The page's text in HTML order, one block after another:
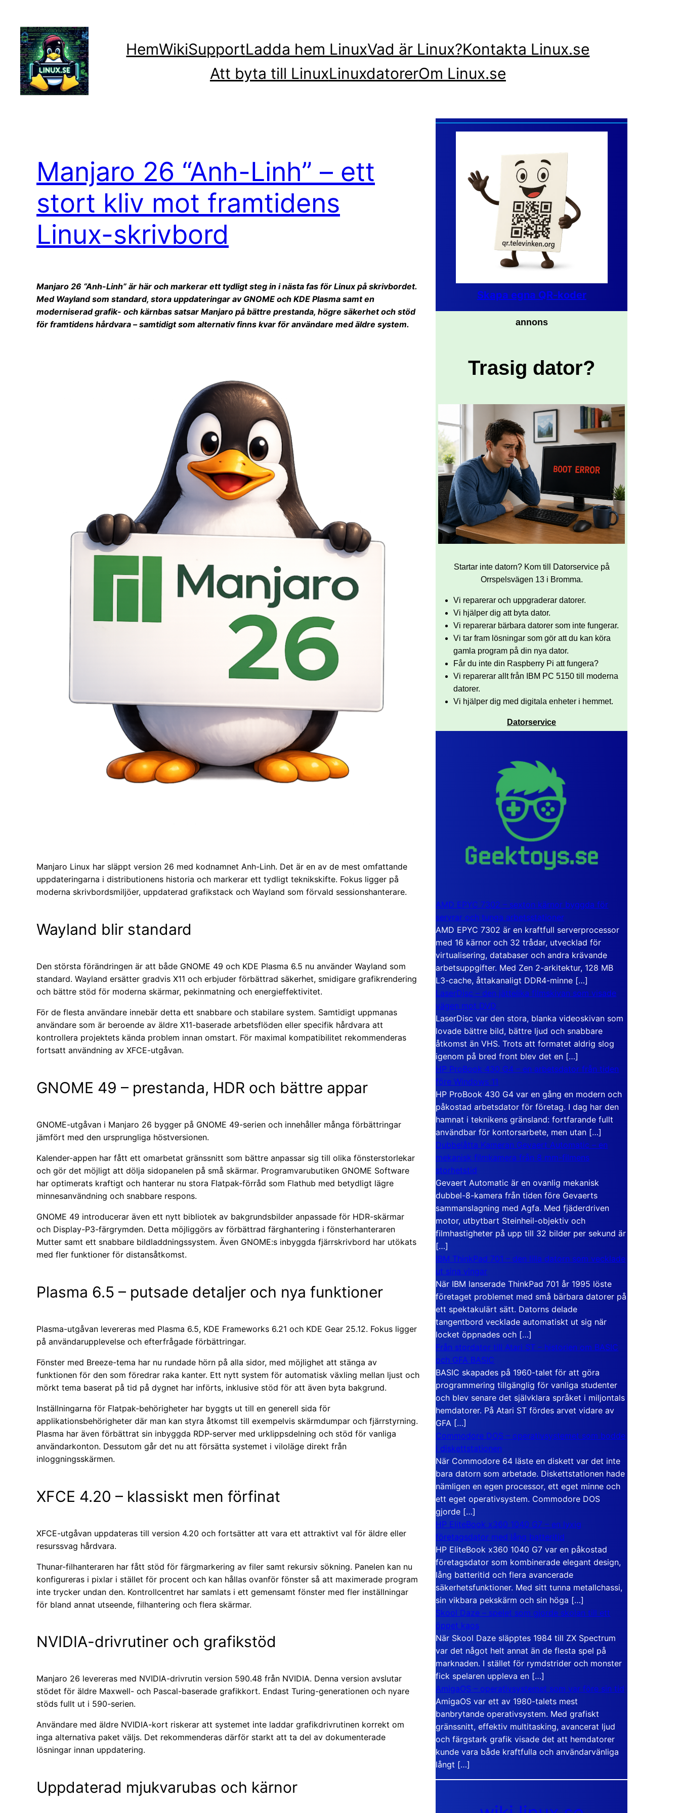
innehåll
HemWikiSupportLadda hem LinuxVad är Linux?Kontakta Linux.se
Att byta till LinuxLinuxdatorerOm Linux.se
Manjaro 26 “Anh-Linh” – ett
stort kliv mot framtidens
Linux-skrivbord
Manjaro 26 “Anh-Linh” är här och markerar ett tydligt steg in i nästa fas för Linux på skrivbordet.
Med Wayland som standard, stora uppdateringar av GNOME och KDE Plasma samt en
moderniserad grafik- och kärnbas satsar Manjaro på bättre prestanda, högre säkerhet och stöd
för framtidens hårdvara – samtidigt som alternativ finns kvar för användare med äldre system.
Manjaro Linux har släppt version 26 med kodnamnet Anh-Linh. Det är en av de mest omfattande
uppdateringarna i distributionens historia och markerar ett tydligt teknikskifte. Fokus ligger på
moderna skrivbordsmiljöer, uppdaterad grafikstack och Wayland som förvald sessionshanterare.
Wayland blir standard
Den största förändringen är att både GNOME 49 och KDE Plasma 6.5 nu använder Wayland som
standard. Wayland ersätter gradvis X11 och erbjuder förbättrad säkerhet, smidigare grafikrendering
och bättre stöd för moderna skärmar, pekinmatning och energieffektivitet.
För de flesta användare innebär detta ett snabbare och stabilare system. Samtidigt uppmanas
användare som är beroende av äldre X11-baserade arbetsflöden eller specifik hårdvara att
kontrollera projektets kända problem innan omstart. För maximal kompatibilitet rekommenderas
fortsatt användning av XFCE-utgåvan.
GNOME 49 – prestanda, HDR och bättre appar
GNOME-utgåvan i Manjaro 26 bygger på GNOME 49-serien och innehåller många förbättringar
jämfört med den ursprungliga höstversionen.
Kalender-appen har fått ett omarbetat gränssnitt som bättre anpassar sig till olika fönsterstorlekar
och gör det möjligt att dölja sidopanelen på små skärmar. Programvarubutiken GNOME Software
har optimerats kraftigt och hanterar nu stora Flatpak-förråd som Flathub med betydligt lägre
minnesanvändning och snabbare respons.
GNOME 49 introducerar även ett nytt bibliotek av bakgrundsbilder anpassade för HDR-skärmar
och Display-P3-färgrymden. Detta möjliggörs av förbättrad färghantering i fönsterhanteraren
Mutter samt ett snabbare bildladdningssystem. Även GNOME:s inbyggda fjärrskrivbord har utökats
med fler funktioner för distansåtkomst.
Plasma 6.5 – putsade detaljer och nya funktioner
Plasma-utgåvan levereras med Plasma 6.5, KDE Frameworks 6.21 och KDE Gear 25.12. Fokus ligger
på användarupplevelse och efterfrågade förbättringar.
Fönster med Breeze-tema har nu rundade hörn på alla sidor, med möjlighet att stänga av
funktionen för den som föredrar raka kanter. Ett nytt system för automatisk växling mellan ljust och
mörkt tema baserat på tid på dygnet har införts, inklusive stöd för att även byta bakgrund.
Inställningarna för Flatpak-behörigheter har byggts ut till en generell sida för
applikationsbehörigheter där man kan styra åtkomst till exempelvis skärmdumpar och fjärrstyrning.
Plasma har även förbättrat sin inbyggda RDP-server med urklippsdelning och stöd för vanliga
användarkonton. Dessutom går det nu att försätta systemet i viloläge direkt från
inloggningsskärmen.
XFCE 4.20 – klassiskt men förfinat
XFCE-utgåvan uppdateras till version 4.20 och fortsätter att vara ett attraktivt val för äldre eller
resurssvag hårdvara.
Thunar-filhanteraren har fått stöd för färgmarkering av filer samt rekursiv sökning. Panelen kan nu
konfigureras i pixlar i stället för procent och kan hållas ovanför fönster så att maximerade program
inte trycker undan den. Kontrollcentret har samlats i ett gemensamt fönster med fler inställningar
för bland annat utseende, filhantering och flera skärmar.
NVIDIA-drivrutiner och grafikstöd
Manjaro 26 levereras med NVIDIA-drivrutin version 590.48 från NVIDIA. Denna version avslutar
stödet för äldre Maxwell- och Pascal-baserade grafikkort. Endast Turing-generationen och nyare
stöds fullt ut i 590-serien.
Användare med äldre NVIDIA-kort riskerar att systemet inte laddar grafikdrivrutinen korrekt om
inga alternativa paket väljs. Det rekommenderas därför starkt att ta del av dokumenterade
lösningar innan uppdatering.
Uppdaterad mjukvarubas och kärnor
Skapa egna QR-koder
annons
Trasig dator?
Startar inte datorn? Kom till Datorservice på
Orrspelsvägen 13 i Bromma.
Vi reparerar och uppgraderar datorer.
Vi hjälper dig att byta dator.
Vi reparerar bärbara datorer som inte fungerar.
Vi tar fram lösningar som gör att du kan köra
gamla program på din nya dator.
Får du inte din Raspberry Pi att fungera?
Vi reparerar allt från IBM PC 5150 till moderna
datorer.
Vi hjälper dig med digitala enheter i hemmet.
Datorservice
AMD EPYC 7302 – sexton kärnor byggda för
servrar och tunga arbetsstationer
AMD EPYC 7302 är en kraftfull serverprocessor
med 16 kärnor och 32 trådar, utvecklad för
virtualisering, databaser och andra krävande
arbetsuppgifter. Med Zen 2-arkitektur, 128 MB
L3-cache, åttakanaligt DDR4-minne […]
LaserDisc – den jättelika filmskivan som visade
vägen mot DVD
LaserDisc var den stora, blanka videoskivan som
lovade bättre bild, bättre ljud och snabbare
åtkomst än VHS. Trots att formatet aldrig slog
igenom på bred front blev det en […]
HP ProBook 430 G4 – en arbetsdator från tiden
före Windows 11
HP ProBook 430 G4 var en gång en modern och
påkostad arbetsdator för företag. I dag har den
hamnat i teknikens gränsland: fortfarande fullt
användbar för kontorsarbete, men utan […]
Dubbelåtta Kameran Gevaert Automatic – en
mekanisk filmkamera från 8 mm-filmens
storhetstid
Gevaert Automatic är en ovanlig mekanisk
dubbel-8-kamera från tiden före Gevaerts
sammanslagning med Agfa. Med fjäderdriven
motor, utbytbart Steinheil-objektiv och
filmhastigheter på upp till 32 bilder per sekund är
[…]
IBM ThinkPad 701 – den lilla datorn som vecklade
ut sina vingar
När IBM lanserade ThinkPad 701 år 1995 löste
företaget problemet med små bärbara datorer på
ett spektakulärt sätt. Datorns delade
tangentbord vecklade automatiskt ut sig när
locket öppnades och […]
Från stordator till Atari ST – historien om BASIC
och GFA BASIC
BASIC skapades på 1960-talet för att göra
programmering tillgänglig för vanliga studenter
och blev senare det självklara språket i miljontals
hemdatorer. På Atari ST fördes arvet vidare av
GFA […]
Commodore DOS – operativsystemet som bodde
i diskettstationen
När Commodore 64 läste en diskett var det inte
bara datorn som arbetade. Diskettstationen hade
nämligen en egen processor, ett eget minne och
ett eget operativsystem. Commodore DOS
gjorde […]
HP EliteBook x360 1040 G7 – en lyxig
företagsdator med lång batteritid
HP EliteBook x360 1040 G7 var en påkostad
företagsdator som kombinerade elegant design,
lång batteritid och flera avancerade
säkerhetsfunktioner. Med sitt tunna metallchassi,
sin vikbara pekskärm och sin höga […]
Skool Daze – spelet som gjorde skolan till ett
öppet kaos
När Skool Daze släpptes 1984 till ZX Spectrum
var det något helt annat än de flesta spel på
marknaden. I stället för rymdstrider och monster
fick spelaren uppleva en […]
AmigaOS – operativsystemet som var före sin tid
AmigaOS var ett av 1980-talets mest
banbrytande operativsystem. Med grafiskt
gränssnitt, effektiv multitasking, avancerat ljud
och färgstark grafik visade det att hemdatorer
kunde vara både kraftfulla och användarvänliga
långt […]